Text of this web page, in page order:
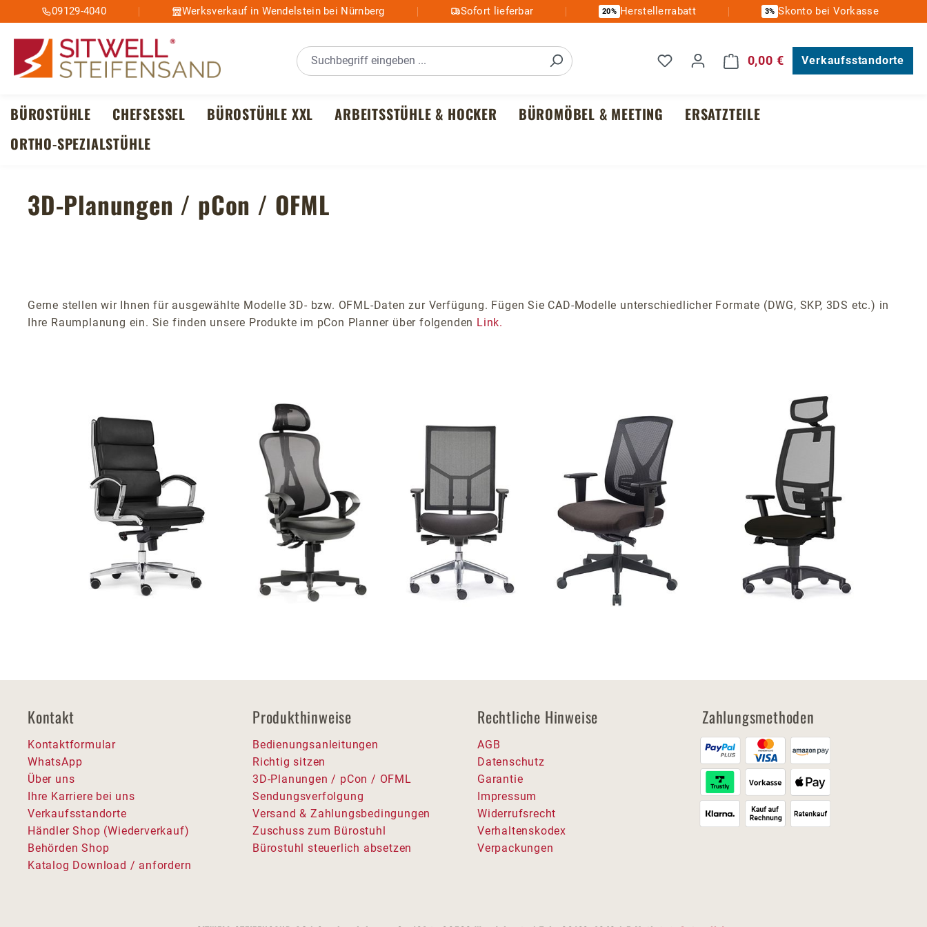
Hauptinhalt springen
Zur Suche springen
Zur Hauptnavigation springen
09129-4040 Werksverkauf in Wendelstein bei Nürnberg Sofort lieferbar 20% Herstellerrabatt 3% Skonto bei Vorkasse
Du hast 0 Produkte auf dem Merkzettel
0,00 €Warenkorb enthält 0
Verkaufsstandorte
BÜROSTÜHLE CHEFSESSEL BÜROSTÜHLE XXL ARBEITSSTÜHLE & HOCKER BÜROMÖBEL & MEETING
ERSATZTEILE
ORTHO-SPEZIALSTÜHLE
3D-Planungen / pCon / OFML
Gerne stellen wir Ihnen für ausgewählte Modelle 3D- bzw. OFML-Daten zur Verfügung. Fügen Sie CAD-Modelle unterschiedlicher Formate (DWG, SKP, 3DS etc.) in
Ihre Raumplanung ein. Sie finden unsere Produkte im pCon Planner über folgenden Link.
Kontakt
Kontaktformular
WhatsApp
Über uns
Ihre Karriere bei uns
Verkaufsstandorte
Händler Shop (Wiederverkauf)
Behörden Shop
Katalog Download / anfordern
Produkthinweise
Bedienungsanleitungen
Richtig sitzen
3D-Planungen / pCon / OFML
Sendungsverfolgung
Versand & Zahlungsbedingungen
Zuschuss zum Bürostuhl
Bürostuhl steuerlich absetzen
Rechtliche Hinweise
AGB
Datenschutz
Garantie
Impressum
Widerrufsrecht
Verhaltenskodex
Verpackungen
Zahlungsmethoden